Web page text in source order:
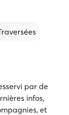
par de
infos,
et